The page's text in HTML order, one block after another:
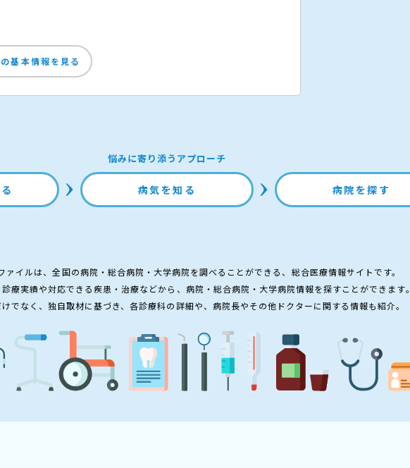
基本情報を見る
悩みに寄り添うアプローチ
病気を知る 病院を探す
ァイルは、全国の病院・総合病院・大学病院を調べることができる、総合医療情報サイトです。
療実績や対応できる疾患・治療などから、病院・総合病院・大学病院情報を探すことができます。
でなく、独自取材に基づき、各診療科の詳細や、病院長やその他ドクターに関する情報も紹介。